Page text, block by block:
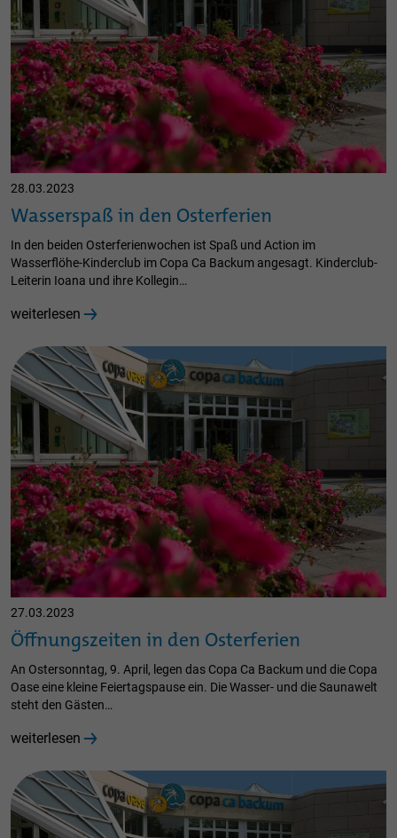
28.03.2023
Wasserspaß in den Osterferien
In den beiden Osterferienwochen ist Spaß und Action im
Wasserflöhe-Kinderclub im Copa Ca Backum angesagt. Kinderclub-
Leiterin Ioana und ihre Kollegin…
weiterlesen
27.03.2023
Öffnungszeiten in den Osterferien
An Ostersonntag, 9. April, legen das Copa Ca Backum und die Copa
Oase eine kleine Feiertagspause ein. Die Wasser- und die Saunawelt
steht den Gästen…
weiterlesen